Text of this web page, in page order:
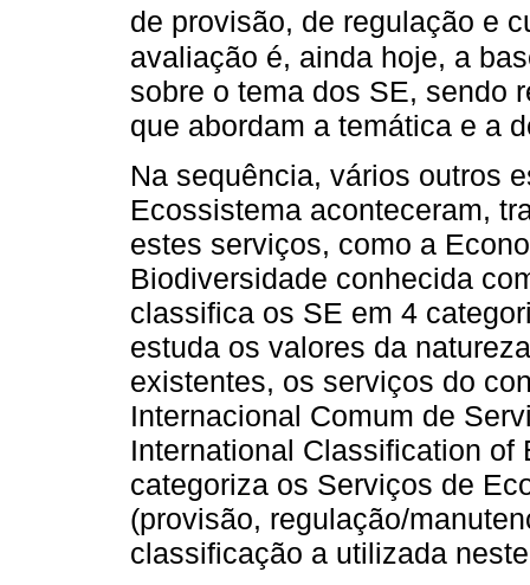
de provisão, de regulação e
avaliação é, ainda hoje, a
sobre o tema dos SE, sendo
que abordam a temática e a
Na sequência, vários outros
Ecossistema aconteceram,
estes serviços, como a
Biodiversidade conhecida
classifica os SE em 4
estuda os valores da
existentes, os serviços do
Internacional Comum de
International Classification
categoriza os Serviços de
(provisão, regulação/
classificação a utilizada